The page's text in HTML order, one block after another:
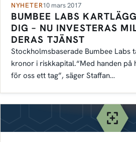
NYHETER10 mars 2017
BUMBEE LABS
DIG – NU INVESTERAS
DERAS TJÄNST
Stockholmsbaserade Bumbee Labs
kronor i riskkapital.“Med handen
för oss ett tag”, säger Staffan…